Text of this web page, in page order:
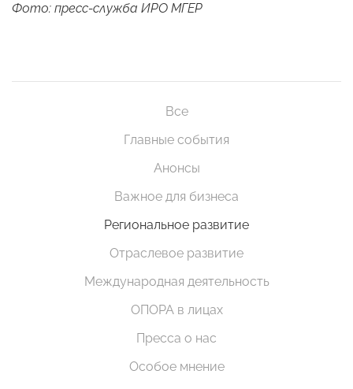
Фото: пресс-служба ИРО МГЕР
Все
Главные события
Анонсы
Важное для бизнеса
Региональное развитие
Отраслевое развитие
Международная деятельность
ОПОРА в лицах
Пресса о нас
Особое мнение